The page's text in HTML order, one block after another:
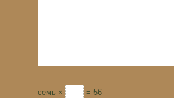
семь × = 56